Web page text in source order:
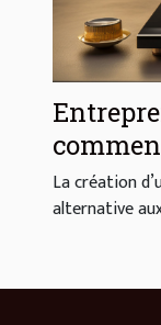
La création
alternative